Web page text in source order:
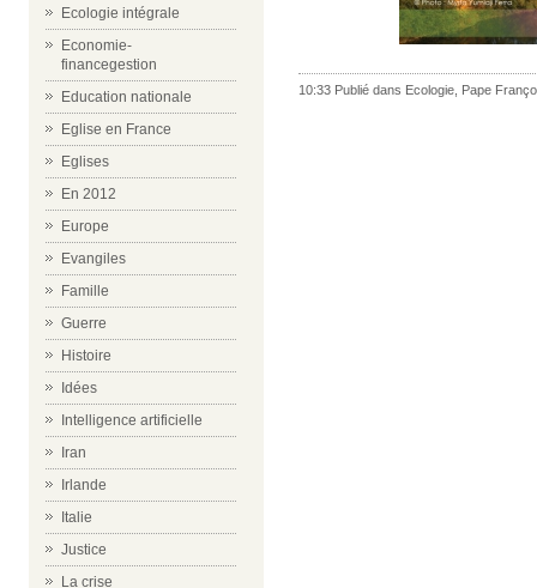
Ecologie intégrale
Economie-
financegestion
Education nationale
Eglise en France
Eglises
En 2012
Europe
Evangiles
Famille
Guerre
Histoire
Idées
Intelligence artificielle
Iran
Irlande
Italie
Justice
La crise
10:33 Publié dans Ecologie Pape